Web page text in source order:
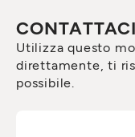
Utilizza questo
direttamente, ti
possibile.